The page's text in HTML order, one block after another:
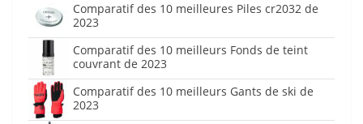
Comparatif des 10 meilleures Piles cr2032 de
2023
Comparatif des 10 meilleurs Fonds de teint
couvrant de 2023
Comparatif des 10 meilleurs Gants de ski de
2023